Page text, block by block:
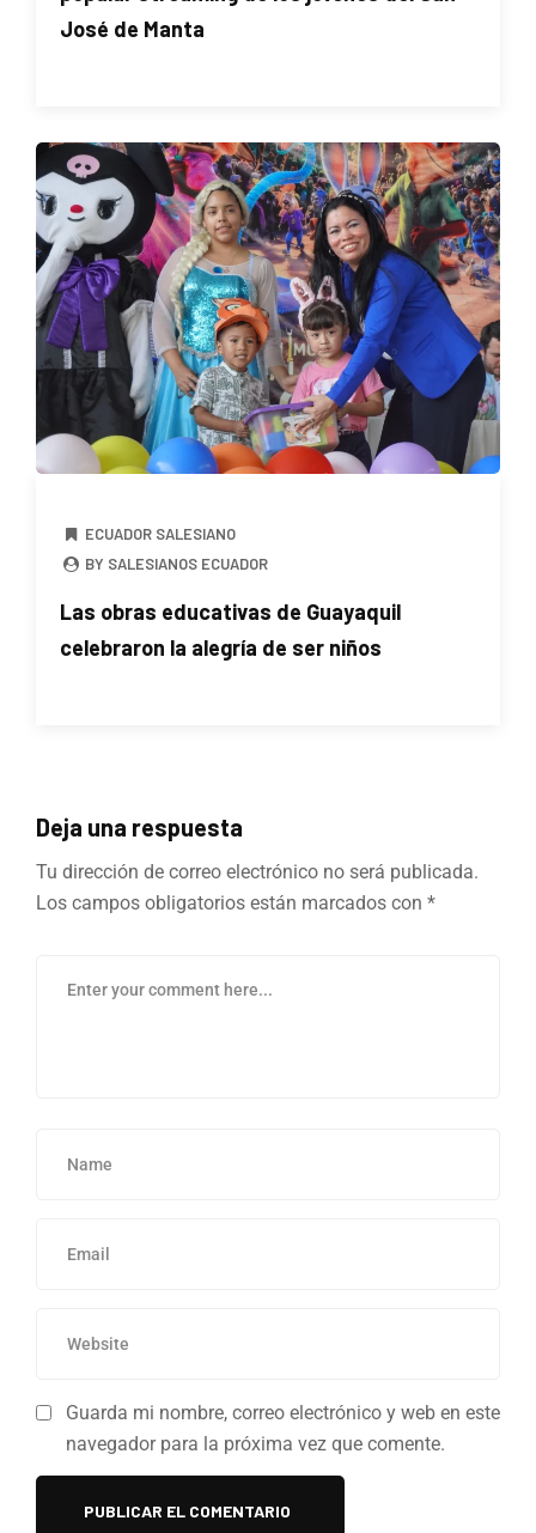
José de Manta
ECUADOR SALESIANO
BY SALESIANOS ECUADOR
Las obras educativas de Guayaquil
celebraron la alegría de ser niños
Deja una respuesta
Tu dirección de correo electrónico no será publicada.
Los campos obligatorios están marcados con *
Guarda mi nombre, correo electrónico y web en este
navegador para la próxima vez que comente.